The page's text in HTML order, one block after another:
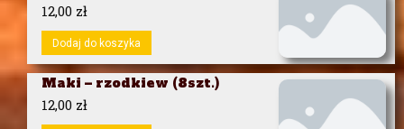
12,00 zł
Dodaj do koszyka
Maki – rzodkiew (8szt.)
12,00 zł